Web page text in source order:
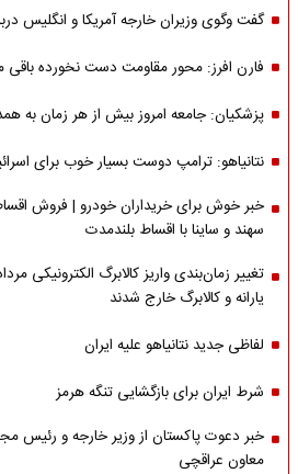
گفت وگوی وزیران خارجه آمریکا و انگلیس
فارن افرز: محور مقاومت دست نخورده باقی
پزشکیان: جامعه امروز بیش از هر زمان به
نتانیاهو: ترامپ دوست بسیار خوب برای
خبر خوش برای خریداران خودرو | فروش
سهند و ساینا با اقساط بلندمدت
یارانه و کالابرگ خارج شدند
لفاظی جدید نتانیاهو علیه ایران
شرط ایران برای بازگشایی تنگه هرمز
خبر دعوت پاکستان از وزیر خارجه و
معاون عراقچی